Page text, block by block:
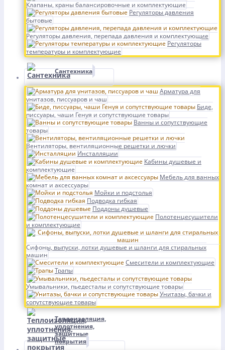
Клапаны, краны балансировочные и комплектующие
Регуляторы давления
бытовые
Регуляторы давления, перепада давления и комплектующие
Регуляторы
температуры и комплектующие
Сантехника
Арматура для
унитазов, писсуаров и чаш
Биде,
писсуары, чаши Генуя и сопутствующие товары
Ванны и сопутствующие
товары
Вентиляторы, вентиляционные решетки и лючки
Инсталляции
Кабины душевые и
комплектующие
Мебель для ванных
комнат и аксессуары
Мойки и подстолья
Подводка гибкая
Поддоны душевые
Полотенцесушители
и комплектующие
Сифоны, выпуски, лотки душевые и шланги для стиральных
машин
Смесители и комплектующие
Трапы
Умывальники, пьедесталы и сопутствующие товары
Унитазы, бачки и
сопутствующие товары
Теплоизоляция,
уплотнения,
защитные
покрытия